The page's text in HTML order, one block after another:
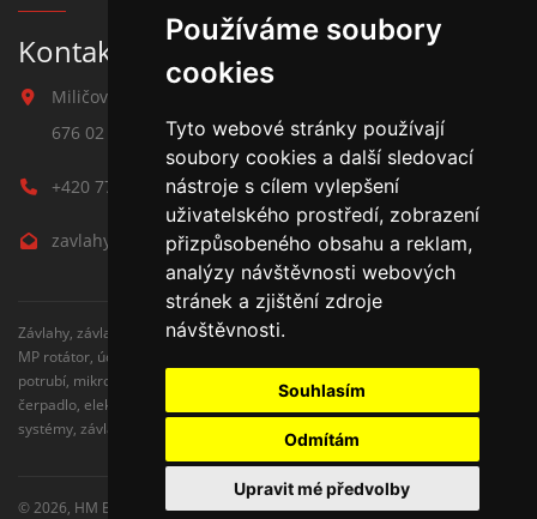
Používáme soubory
cookies
Tyto webové stránky používají
soubory cookies a další sledovací
nástroje s cílem vylepšení
uživatelského prostředí, zobrazení
přizpůsobeného obsahu a reklam,
analýzy návštěvnosti webových
stránek a zjištění zdroje
návštěvnosti.
Souhlasím
Odmítám
Upravit mé předvolby
Kontakt na závlahy
Miličova 541
676 02 Moravské Budějovice
+420 777 780 938
zavlahy@hmbuilding.cz
Závlahy, závlahové systémy, AZS, postřikovače, trysky, kapenkova závlaha,
MP rotátor, úderove postřikovače, automatické zavlažovaní, kapkovací
potrubí, mikrozávlaha, zahradní hadice, zahradní sloupky, Hunter,
čerpadlo, elektromagnetické ventily, zavlažovaní trávníku, zavlažovací
systémy, závlaha svépomocí, rozvodné potrubí, čidlo srážek
© 2026, HM Building s.r.o.